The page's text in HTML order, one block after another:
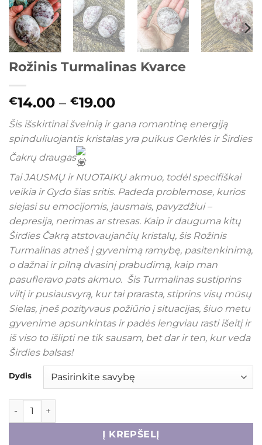
Rožinis Turmalinas Kvarce
€14.00 – €19.00Price
€14.00
through
Šis išskirtinai švelnią ir gana romantinę energiją
spinduliuojantis kristalas yra puikus Gerklės ir Širdies
Čakrų draugas
Tai JAUSMŲ ir NUOTAIKŲ akmuo, todėl specifiškai
veikia ir Gydo šias sritis. Padeda problemose, kurios
siejasi su emocijomis, jausmais, pavyzdžiui –
depresija, nerimas ar stresas. Kaip ir dauguma kitų
Širdies Čakrą atstovaujančių kristalų, šis Rožinis
Turmalinas atneš į gyvenimą ramybę, pasitenkinimą,
o dažnai ir pilną dvasinį prabudimą, kaip man
pasufleravo pats akmuo. Šis Turmalinas sustiprins
viltį ir pusiausvyrą, kur tai prarasta, stiprins visų mūsų
Sielas, įneš pozityvaus požiūrio į situacijas, šiuo metu
gyvenime apsunkintas ir padės lengviau rasti išeitį ir
iš viso to išlipti ne tik sausam, bet dar ir ten, kur veda
Širdies balsas!
Dydis
produkto kiekis: Rožinis Turmalinas Kvarce
Į KREPŠELĮ